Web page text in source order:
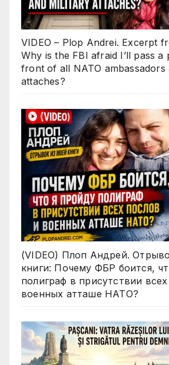
VIDEO – Plop Andrei. Excerpt
Why is the FBI afraid I’ll pass a
front of all NATO ambassadors
attaches?
(VIDEO) Плоп Андрей.
книги: Почему ФБР боится,
полиграф в присутствии
военных атташе НАТО?